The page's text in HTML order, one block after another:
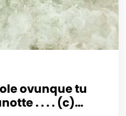
ovunque tu
. . . . (c)…